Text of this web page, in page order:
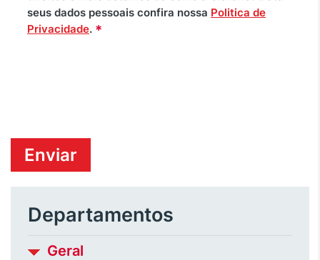
seus dados pessoais confira nossa Politica de
Privacidade. *
Departamentos
Geral